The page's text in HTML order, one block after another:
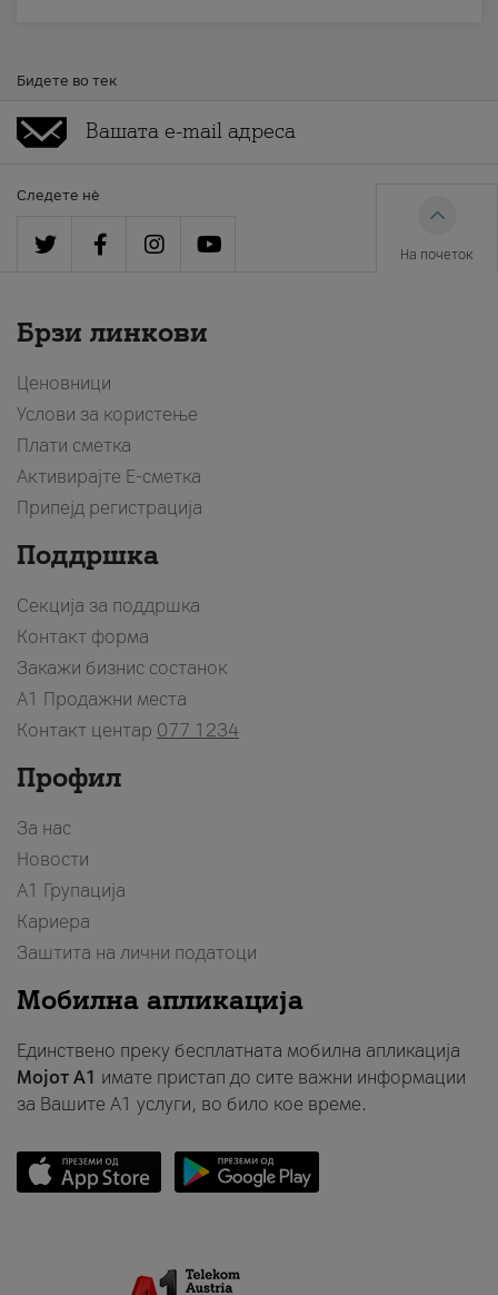
Бидете во тек
Следете нè
На почеток
Брзи линкови
Ценовници
Услови за користење
Плати сметка
Активирајте Е-сметка
Припејд регистрација
Поддршка
Секција за поддршка
Контакт форма
Закажи бизнис состанок
A1 Продажни места
Контакт центар 077 1234
Профил
За нас
Новости
А1 Групација
Кариера
Заштита на лични податоци
Мобилна апликација
Единствено преку бесплатната мобилна апликација
Мојот A1 имате пристап до сите важни информации
за Вашите A1 услуги, во било кое време.